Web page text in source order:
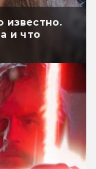
известно.
и что